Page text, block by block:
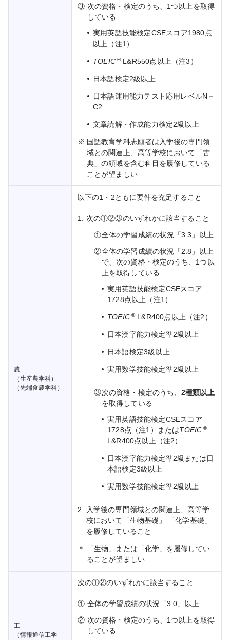
③ 次の資格・検定のうち、1つ以上を取得
している
実用英語技能検定CSEスコア1980点
以上（注1）
TOEIC ®L&R550点以上（注3）
日本語検定2級以上
日本語運用能力テスト応用レベルN－
C2
文章読解・作成能力検定2級以上
※ 国語教育学科志願者は入学後の専門領
域との関連上、高等学校において「古
典」の領域を含む科目を履修している
ことが望ましい
農
（生産農学科）
（先端食農学科）
以下の1・2ともに要件を充足すること
1. 次の①②③のいずれかに該当すること
①全体の学習成績の状況「3.3」以上
②全体の学習成績の状況「2.8」以上
で、次の資格・検定のうち、1つ以
上を取得している
実用英語技能検定CSEスコア
1728点以上（注1）
TOEIC ®L&R400点以上（注2）
日本漢字能力検定準2級以上
日本語検定3級以上
実用数学技能検定準2級以上
③次の資格・検定のうち、2種類以上
を取得している
実用英語技能検定CSEスコア
1728点（注1）またはTOEIC ®
L&R400点以上（注2）
日本漢字能力検定準2級または日
本語検定3級以上
実用数学技能検定準2級以上
2. 入学後の専門領域との関連上、高等学
校において「生物基礎」 「化学基礎」
を履修していること
＊
「生物」または「化学」を履修してい
ることが望ましい
工
（情報通信工学
次の①②のいずれかに該当すること
① 全体の学習成績の状況「3.0」以上
② 次の資格・検定のうち、1つ以上を取得
している